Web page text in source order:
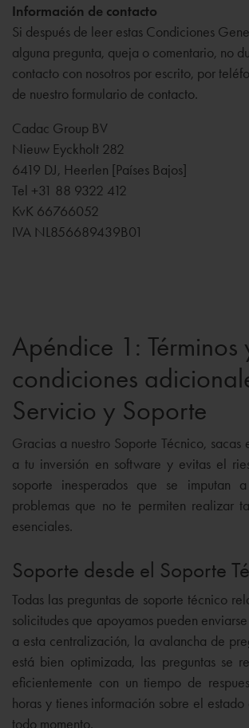
Información de contacto
Si después de leer estas Condiciones
alguna pregunta, queja o comentario, no
contacto con nosotros por escrito, por
de nuestro formulario de contacto.
Cadac Group BV
Nieuw Eyckholt 282
6419 DJ, Heerlen [Países Bajos]
Tel +31 88 9322 412
KvK 66766052
IVA NL856689439B01
Apéndice 1: Términos
condiciones
Servicio y Soporte
Gracias a nuestro Soporte Técnico,
a tu inversión en software y evitas el
soporte inesperados que se imputan
problemas que no te permiten realizar
esenciales.
Soporte desde el Soporte
Todas las preguntas de soporte técnico
solicitudes que apoyamos pueden
a esta centralización, la avalancha de
está bien optimizada, las preguntas se
eficientemente con un tiempo de
horas y tienes información sobre el
todo momento.